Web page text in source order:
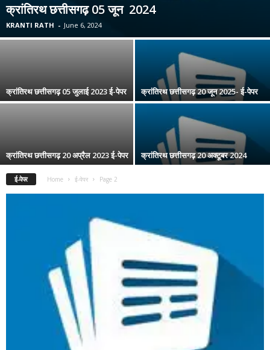
क्रांतिरथ छत्तीसगढ़ 05 जून 2024
KRANTI RATH - June 6, 2024
क्रांतिरथ छत्तीसगढ़ 05 जुलाई 2023 ई-पेपर क्रांतिरथ छत्तीसगढ़ 20 जून 2025- ई-पेपर
क्रांतिरथ छत्तीसगढ़ 20 अप्रैल 2023 ई-पेपर क्रांतिरथ छत्तीसगढ़ 20 अक्टूबर 2024
ई-पेपर Home ई-पेपर Page 2